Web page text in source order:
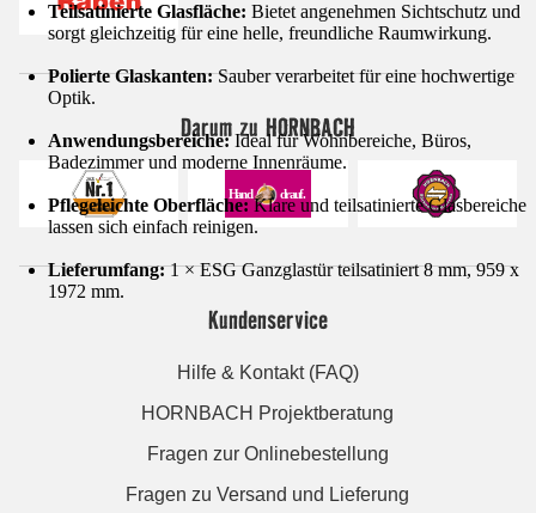
Teilsatinierte Glasfläche: Bietet angenehmen Sichtschutz und
sorgt gleichzeitig für eine helle, freundliche Raumwirkung.
Polierte Glaskanten:Sauber verarbeitet für eine hochwertige
Optik.
Anwendungsbereiche:Ideal für Wohnbereiche, Büros,
Badezimmer und moderne Innenräume.
Pflegeleichte Oberfläche:Klare und teilsatinierte Glasbereiche
lassen sich einfach reinigen.
Lieferumfang:1 × ESG Ganzglastür teilsatiniert 8 mm, 959 x
1972 mm.
Darum zu HORNBACH
Kundenservice
Hilfe & Kontakt (FAQ)
HORNBACH Projektberatung
Fragen zur Onlinebestellung
Fragen zu Versand und Lieferung